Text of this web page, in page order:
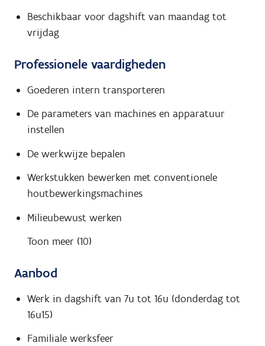
Beschikbaar voor dagshift van maandag tot
vrijdag
Professionele vaardigheden
Goederen intern transporteren
De parameters van machines en apparatuur
instellen
De werkwijze bepalen
Werkstukken bewerken met conventionele
houtbewerkingsmachines
Milieubewust werken
Toon meer (10)
Aanbod
Werk in dagshift van 7u tot 16u (donderdag tot
16u15)
Familiale werksfeer